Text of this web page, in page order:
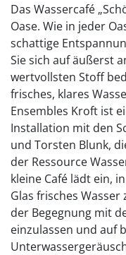
Das Wassercafé
Oase. Wie in jeder
schattige
Sie sich auf äußerst
wertvollsten Stoff
frisches, klares
Ensembles Kroft ist
Installation mit den
und Torsten Blunk,
der Ressource
kleine Café lädt ein,
Glas frisches
der Begegnung mit
einzulassen und auf